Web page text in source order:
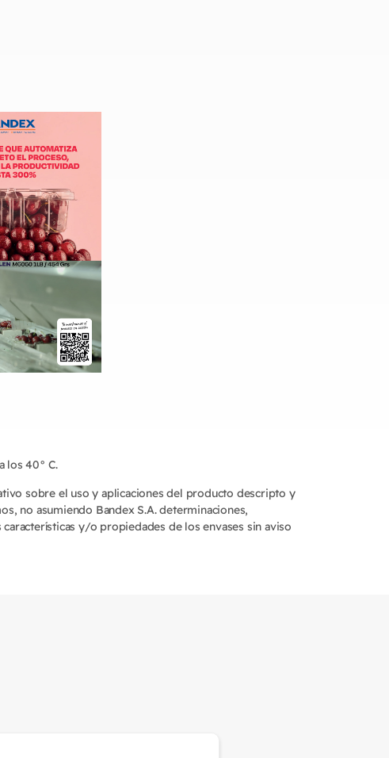
los 40° C.
sobre el uso y aplicaciones del producto descripto y
no asumiendo Bandex S.A. determinaciones,
y/o propiedades de los envases sin aviso